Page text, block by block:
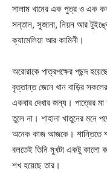
সালাম খানের এক পুত্র ও এক
সন্তান, সুজানা, নিয়ন আর
ক্যামেলিয়া আর কামিনী।
অরোরাকে পাত্রপক্ষের পছন্দ
বৃত্তান্ত জেনে খান বাড়ির
একবার দেখার জন্য। পাত্রের মা
তুলে না। শাহানা খাতুনের মনে
অনেক কাজ আজকে। শান্তিতে
বলতেই তিনি মুখটা একটু কালো
শখ হয়েছে তার।